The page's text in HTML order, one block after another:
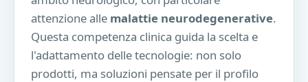
attenzione alle malattie neurodegenerative.
Questa competenza clinica guida la scelta e
l'adattamento delle tecnologie: non solo
prodotti, ma soluzioni pensate per il profilo